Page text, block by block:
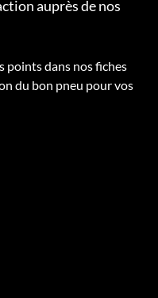
auprès de nos
points dans nos fiches
du bon pneu pour vos